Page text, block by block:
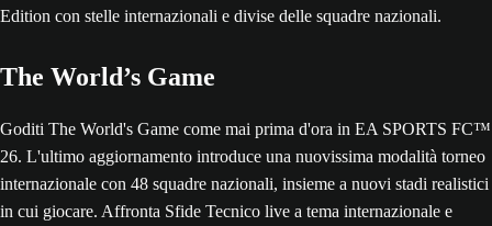
The World’s Game
Goditi The World's Game come mai prima d'ora in EA SPORTS FC™
26. L'ultimo aggiornamento introduce una nuovissima modalità torneo
internazionale con 48 squadre nazionali, insieme a nuovi stadi realistici
in cui giocare. Affronta Sfide Tecnico live a tema internazionale e